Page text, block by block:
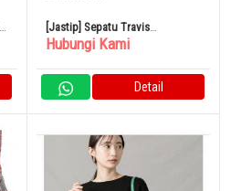
[Jastip] Sepatu Travis
Scott×Nike Jordan Jumpman
Hubungi Kami
Detail